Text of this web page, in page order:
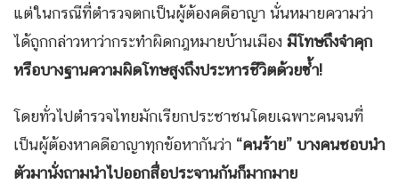
แต่ในกรณีที่ตำรวจตกเป็นผู้ต้องคดีอาญา นั่นหมายความว่า
ได้ถูกกล่าวหาว่ากระทำผิดกฎหมายบ้านเมือง มีโทษถึงจำคุก
หรือบางฐานความผิดโทษสูงถึงประหารชีวิตด้วยซ้ำ!
โดยทั่วไปตำรวจไทยมักเรียกประชาชนโดยเฉพาะคนจนที่
เป็นผู้ต้องหาคดีอาญาทุกข้อหากันว่า “คนร้าย” บางคนชอบนำ
ตัวมานั่งถามนำไปออกสื่อประจานกันก็มากมาย